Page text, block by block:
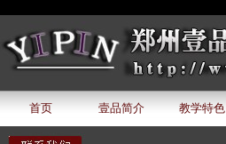
首页 壹品简介 教学特色